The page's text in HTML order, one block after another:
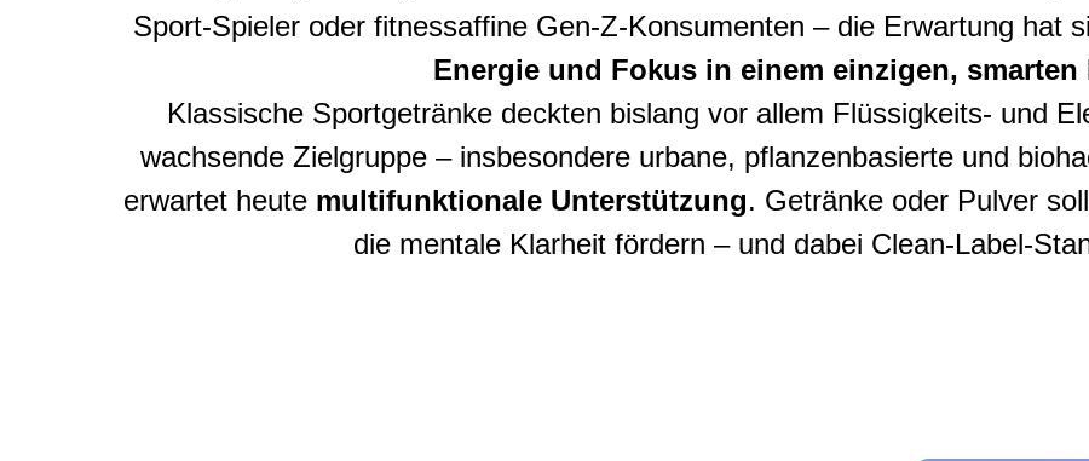
Sport-Spieler oder fitnessaffine Gen-Z-Konsumenten – die Erwartung hat
Energie und Fokus in einem einzigen, smarten
Klassische Sportgetränke deckten bislang vor allem Flüssigkeits- und
wachsende Zielgruppe – insbesondere urbane, pflanzenbasierte und
erwartet heute multifunktionale Unterstützung. Getränke oder Pulver
die mentale Klarheit fördern – und dabei Clean-Label-